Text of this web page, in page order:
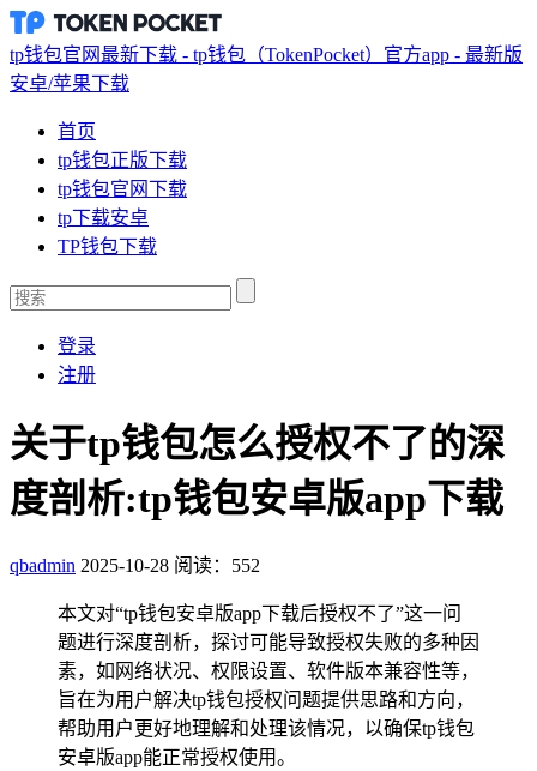
tp钱包官网最新下载 - tp钱包（TokenPocket）官方app - 最新版
安卓/苹果下载
首页
tp钱包正版下载
tp钱包官网下载
tp下载安卓
TP钱包下载
登录
注册
关于tp钱包怎么授权不了的深
度剖析:tp钱包安卓版app下载
qbadmin 2025-10-28 阅读：552
本文对“tp钱包安卓版app下载后授权不了”这一问
题进行深度剖析，探讨可能导致授权失败的多种因
素，如网络状况、权限设置、软件版本兼容性等，
旨在为用户解决tp钱包授权问题提供思路和方向，
帮助用户更好地理解和处理该情况，以确保tp钱包
安卓版app能正常授权使用。